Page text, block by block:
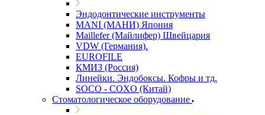
Эндодонтические инструменты
MANI (МАНИ) Япония
Maillefer (Майлифер) Швейцария
VDW (Германия).
EUROFILE
КМИЗ (Россия)
Линейки. Эндобоксы. Кофры и тд.
SOCO - COXO (Китай)
Стоматологическое оборудование